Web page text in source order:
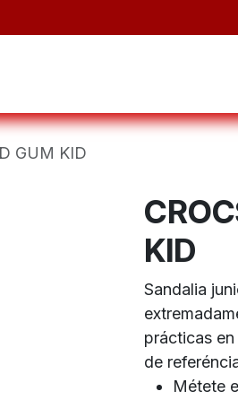
GUM KID
KID
Sandalia
prácticas
de
Métete